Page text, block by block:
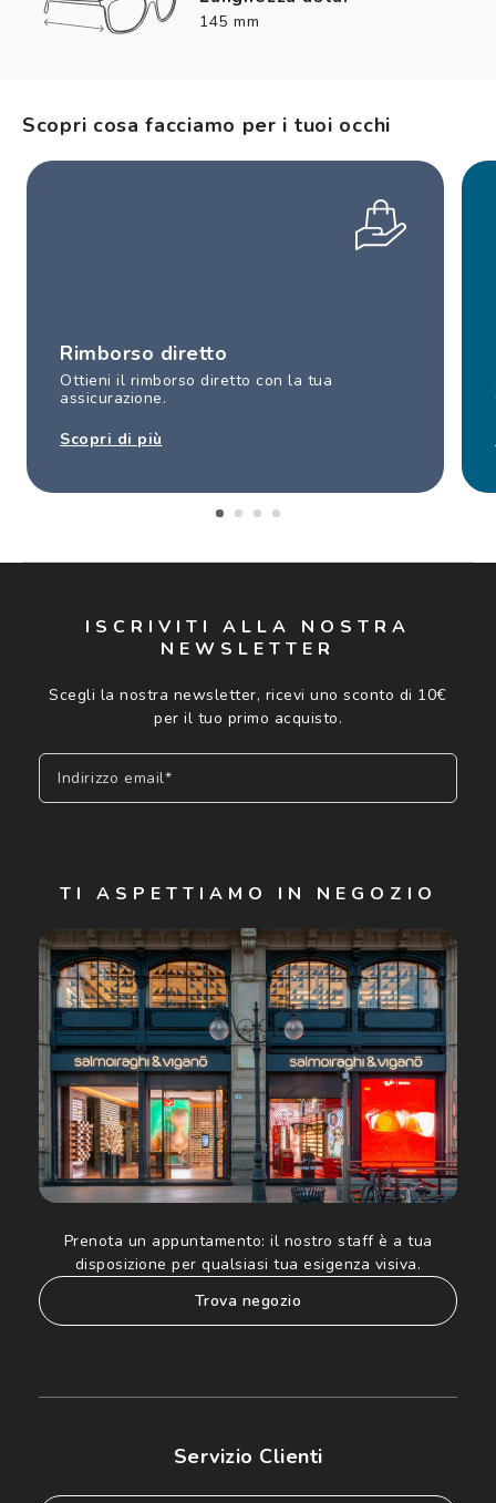
145 mm
Scopri cosa facciamo per i tuoi occhi
Rimborso diretto
Ottieni il rimborso diretto con la tua
assicurazione.
Scopri di più
ISCRIVITI ALLA NOSTRA
NEWSLETTER
Scegli la nostra newsletter, ricevi uno sconto di 10€
per il tuo primo acquisto.
Indirizzo email*
Cliccando su "Iscriviti", confermo di avere più di 16 anni e
acconsento all'utilizzo dei miei Dati Personali da parte di
Luxottica Group S.p.A. per l'invio di offerte speciali, novità
ed altre comunicazioni di carattere pubblicitario (consultare
Informativa sulla privacyper ulteriori informazioni).
TI ASPETTIAMO IN NEGOZIO
Prenota un appuntamento: il nostro staff è a tua
disposizione per qualsiasi tua esigenza visiva.
trova negozio
Servizio Clienti